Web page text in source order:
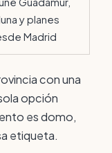
y planes
Madrid
con una
opción
es domo,
etiqueta.